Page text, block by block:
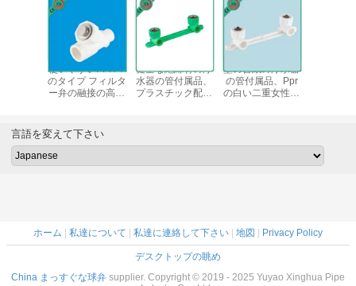
PPR 1 2つのイン
チの真鍮の逆止弁
の注入鋳造物の技
高温浄水器の管付
属品腐食か
Encrustation無し
赤い/緑色の管はス
テンレス製の刃が
付いているプラス
言語を変えて下さい
ホーム | 私達について | 私達に連絡して下さい | 地図 | Privacy Policy
デスクトップの眺め
China まっすぐな球弁 supplier. Copyright © 2019 - 2025 Yuyao Xinghua Pipe